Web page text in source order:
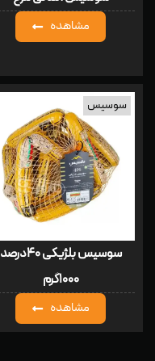
مشاهده
سوسیس بلژیکی ۴۰درصد
۱۰۰۰گرم
مشاهده
سوسیس